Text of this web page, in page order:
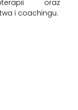
oraz
i coachingu.